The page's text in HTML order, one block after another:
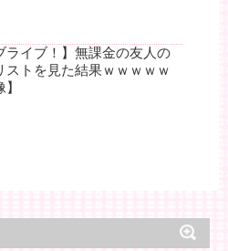
ライブ！】無課金の友人の
ストを見た結果ｗｗｗｗｗ
】